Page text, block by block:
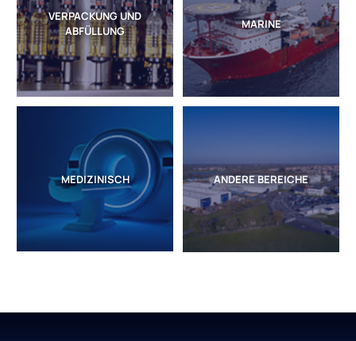
VERPACKUNG UND
ABFÜLLUNG
MARINE
MEDIZINISCH ANDERE BEREICHE